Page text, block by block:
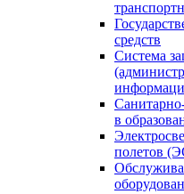
средств
Система
в
полетов